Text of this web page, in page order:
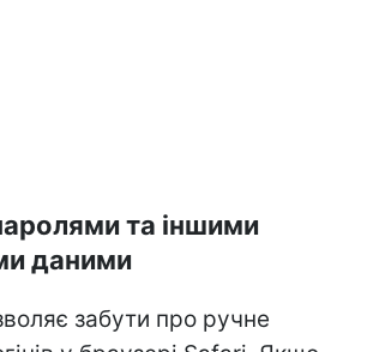
та іншими
даними
забути про ручне